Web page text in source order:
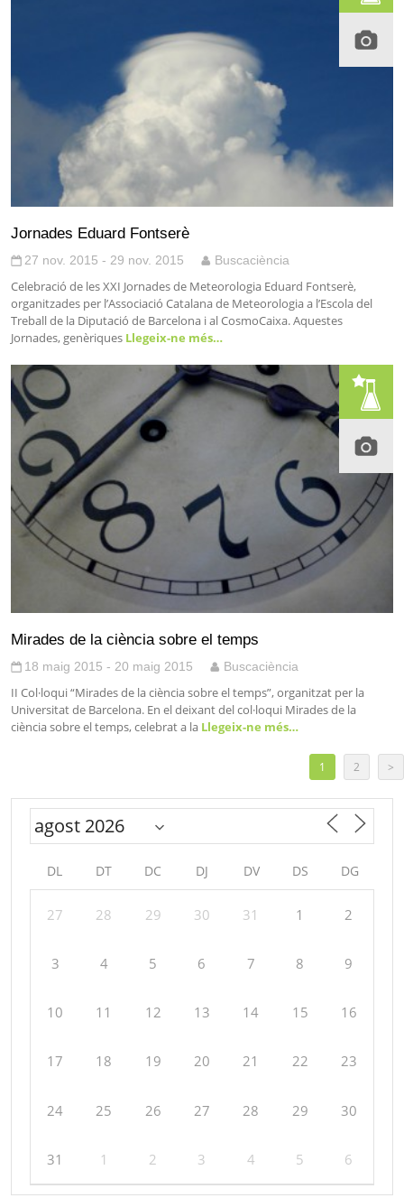
Jornades Eduard Fontserè
27 nov. 2015 - 29 nov. 2015 Buscaciència
Celebració de les XXI Jornades de Meteorologia Eduard Fontserè,
organitzades per l’Associació Catalana de Meteorologia a l’Escola del
Treball de la Diputació de Barcelona i al CosmoCaixa. Aquestes
Jornades, genèriques Llegeix-ne més…
Mirades de la ciència sobre el temps
18 maig 2015 - 20 maig 2015 Buscaciència
II Col·loqui “Mirades de la ciència sobre el temps”, organitzat per la
Universitat de Barcelona. En el deixant del col·loqui Mirades de la
ciència sobre el temps, celebrat a la Llegeix-ne més…
1 2 >
DL DT DC DJ DV DS DG
27 28 29 30 31 1 2
3 4 5 6 7 8 9
10 11 12 13 14 15 16
17 18 19 20 21 22 23
24 25 26 27 28 29 30
31 1 2 3 4 5 6